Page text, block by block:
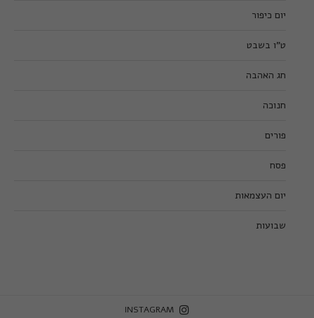
יום כיפור
ט”ו בשבט
חג האהבה
חנוכה
פורים
פסח
יום העצמאות
שבועות
INSTAGRAM